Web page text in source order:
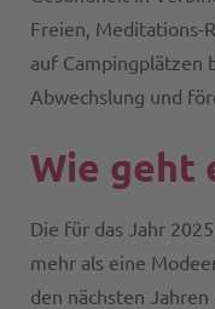
Freien, Meditations-
auf Campingplätzen
Abwechslung und
Wie geht
Die für das Jahr
mehr als eine
den nächsten